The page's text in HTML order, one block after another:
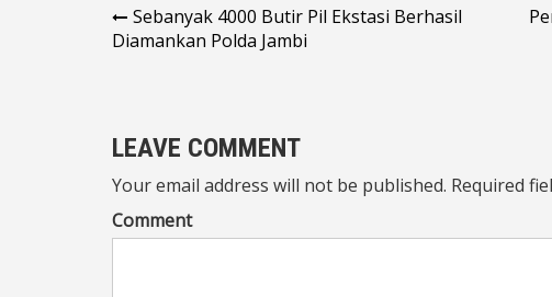
Navigasi
pos
Sebanyak 4000 Butir Pil Ekstasi Berhasil
Diamankan Polda Jambi
LEAVE COMMENT
Your email address will not be published. Required
Comment